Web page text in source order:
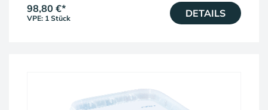
98,80 €*
VPE: 1 Stück DETAILS